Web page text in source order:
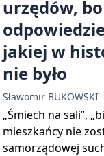
urzędów,
jakiej w
nie było
Sławomir BUKOWSKI
„Śmiech na sali”,
mieszkańcy nie
samorządowej